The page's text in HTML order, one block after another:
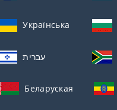
Українська
עברית
Беларуская